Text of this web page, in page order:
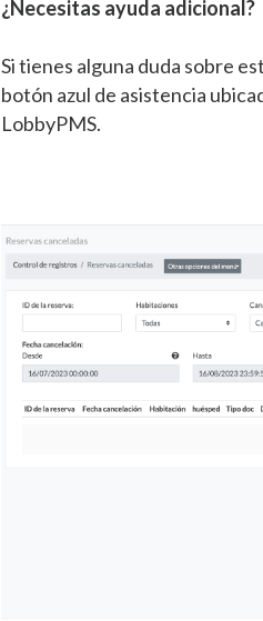
¿Necesitas ayuda adicional?
Si tienes alguna duda sobre
botón azul de asistencia
LobbyPMS.